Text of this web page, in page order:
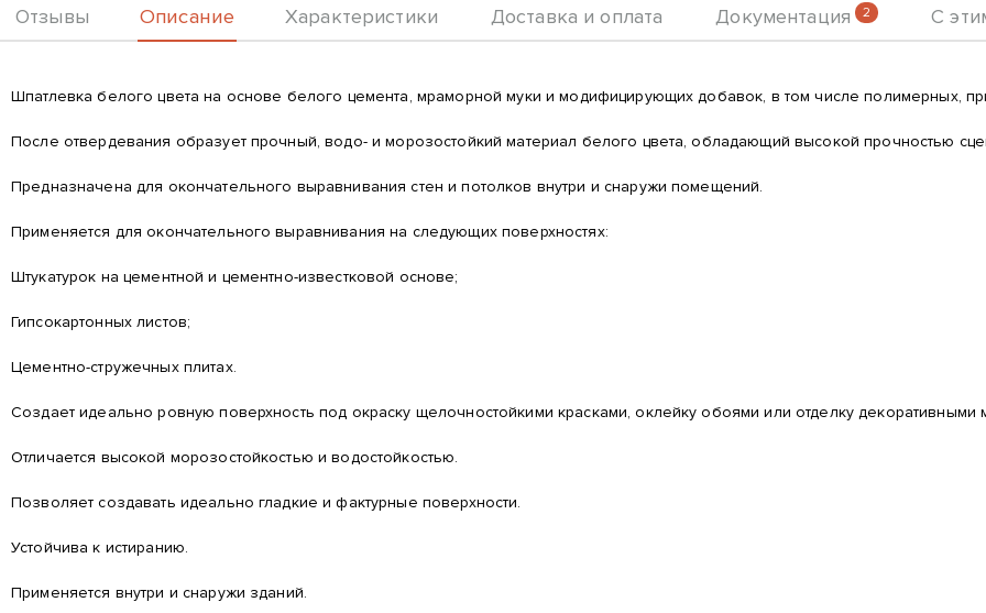
Отзывы Описание Характеристики Доставка и оплата Документация 2 С
Описание
Шпатлевка белого цвета на основе белого цемента, мраморной муки и модифицирующих добавок, в том числе полимерных,
После отвердевания образует прочный, водо- и морозостойкий материал белого цвета, обладающий высокой прочностью
Предназначена для окончательного выравнивания стен и потолков внутри и снаружи помещений.
Применяется для окончательного выравнивания на следующих поверхностях:
Штукатурок на цементной и цементно-известковой основе;
Гипсокартонных листов;
Цементно-стружечных плитах.
Создает идеально ровную поверхность под окраску щелочностойкими красками, оклейку обоями или отделку декоративными
Отличается высокой морозостойкостью и водостойкостью.
Позволяет создавать идеально гладкие и фактурные поверхности.
Устойчива к истиранию.
Применяется внутри и снаружи зданий.